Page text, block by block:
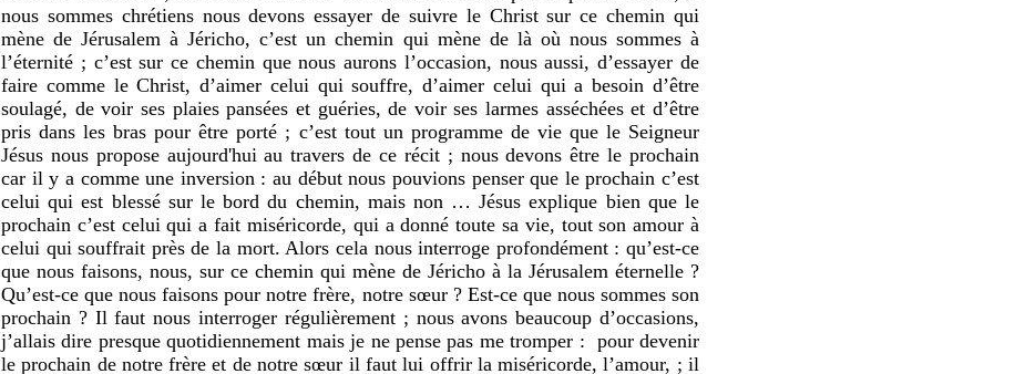
nous sommes chrétiens nous devons essayer de suivre le Christ sur ce chemin qui
mène de Jérusalem à Jéricho, c’est un chemin qui mène de là où nous sommes à
l’éternité ; c’est sur ce chemin que nous aurons l’occasion, nous aussi, d’essayer de
faire comme le Christ, d’aimer celui qui souffre, d’aimer celui qui a besoin d’être
soulagé, de voir ses plaies pansées et guéries, de voir ses larmes asséchées et d’être
pris dans les bras pour être porté ; c’est tout un programme de vie que le Seigneur
Jésus nous propose aujourd'hui au travers de ce récit ; nous devons être le prochain
car il y a comme une inversion : au début nous pouvions penser que le prochain c’est
celui qui est blessé sur le bord du chemin, mais non … Jésus explique bien que le
prochain c’est celui qui a fait miséricorde, qui a donné toute sa vie, tout son amour à
celui qui souffrait près de la mort. Alors cela nous interroge profondément : qu’est-ce
que nous faisons, nous, sur ce chemin qui mène de Jéricho à la Jérusalem éternelle ?
Qu’est-ce que nous faisons pour notre frère, notre sœur ? Est-ce que nous sommes son
prochain ? Il faut nous interroger régulièrement ; nous avons beaucoup d’occasions,
j’allais dire presque quotidiennement mais je ne pense pas me tromper : pour devenir
le prochain de notre frère et de notre sœur il faut lui offrir la miséricorde, l’amour, ; il